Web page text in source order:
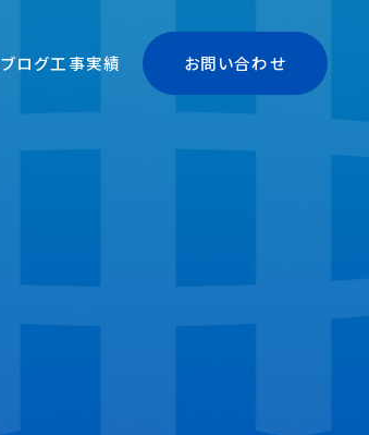
ブログ工事実績 お問い合わせ